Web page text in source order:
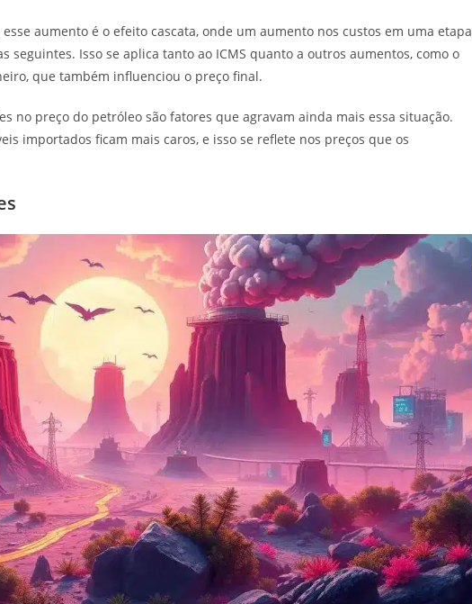
aumento é o efeito cascata, onde um aumento nos custos em uma etapa
seguintes. Isso se aplica tanto ao ICMS quanto a outros aumentos, como o
que também influenciou o preço final.
no preço do petróleo são fatores que agravam ainda mais essa situação.
importados ficam mais caros, e isso se reflete nos preços que os